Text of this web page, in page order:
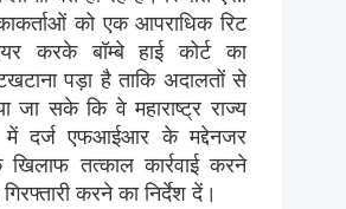
को एक आपराधिक रिट
करके बॉम्बे हाई कोर्ट का
पड़ा है ताकि अदालतों से
जा सके कि वे महाराष्ट्र राज्य
दर्ज एफआईआर के मद्देनजर
तत्काल कार्रवाई करने
करने का निर्देश दें।